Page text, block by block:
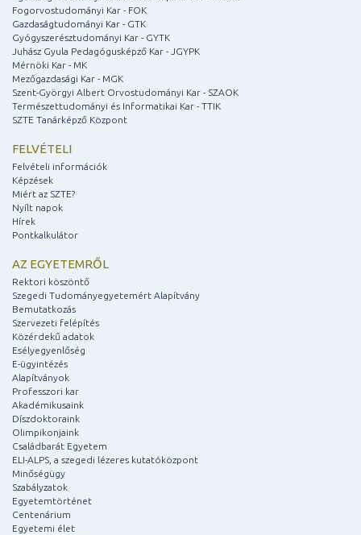
Fogorvostudományi Kar - FOK
Gazdaságtudományi Kar - GTK
Gyógyszerésztudományi Kar - GYTK
Juhász Gyula Pedagógusképző Kar - JGYPK
Mérnöki Kar - MK
Mezőgazdasági Kar - MGK
Szent-Györgyi Albert Orvostudományi Kar - SZAOK
Természettudományi és Informatikai Kar - TTIK
SZTE Tanárképző Központ
FELVÉTELI
Felvételi információk
Képzések
Miért az SZTE?
Nyílt napok
Hírek
Pontkalkulátor
AZ EGYETEMRŐL
Rektori köszöntő
Szegedi Tudományegyetemért Alapítvány
Bemutatkozás
Szervezeti felépítés
Közérdekű adatok
Esélyegyenlőség
E-ügyintézés
Alapítványok
Professzori kar
Akadémikusaink
Díszdoktoraink
Olimpikonjaink
Családbarát Egyetem
ELI-ALPS, a szegedi lézeres kutatóközpont
Minőségügy
Szabályzatok
Egyetemtörténet
Centenárium
Egyetemi élet